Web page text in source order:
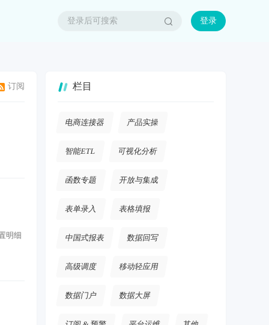
登录
订阅
明细
栏目
电商连接器 产品实操
智能ETL 可视化分析
函数专题 开放与集成
表单录入 表格填报
中国式报表 数据回写
高级调度 移动轻应用
数据门户 数据大屏